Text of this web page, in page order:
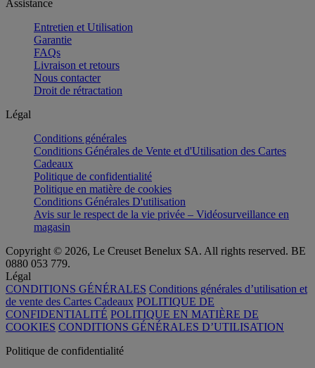
Assistance
Entretien et Utilisation
Garantie
FAQs
Livraison et retours
Nous contacter
Droit de rétractation
Légal
Conditions générales
Conditions Générales de Vente et d'Utilisation des Cartes
Cadeaux
Politique de confidentialité
Politique en matière de cookies
Conditions Générales D'utilisation
Avis sur le respect de la vie privée – Vidéosurveillance en
magasin
Copyright © 2026, Le Creuset Benelux SA. All rights reserved. BE
0880 053 779.
Légal
CONDITIONS GÉNÉRALES Conditions générales d’utilisation et
de vente des Cartes Cadeaux POLITIQUE DE
CONFIDENTIALITÉ POLITIQUE EN MATIÈRE DE
COOKIES CONDITIONS GÉNÉRALES D’UTILISATION
Politique de confidentialité